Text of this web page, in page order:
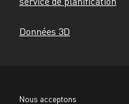
Données 3D
Nous acceptons